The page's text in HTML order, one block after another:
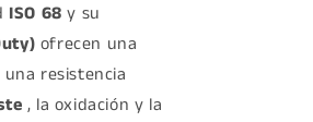
ISO 68 y su
ofrecen una
resistencia
, la oxidación y la